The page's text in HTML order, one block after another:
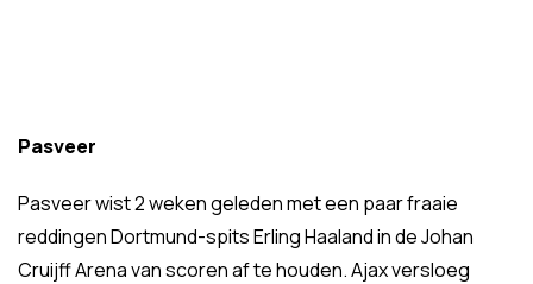
Pasveer
Pasveer wist 2 weken geleden met een paar fraaie
reddingen Dortmund-spits Erling Haaland in de Johan
Cruijff Arena van scoren af te houden. Ajax versloeg